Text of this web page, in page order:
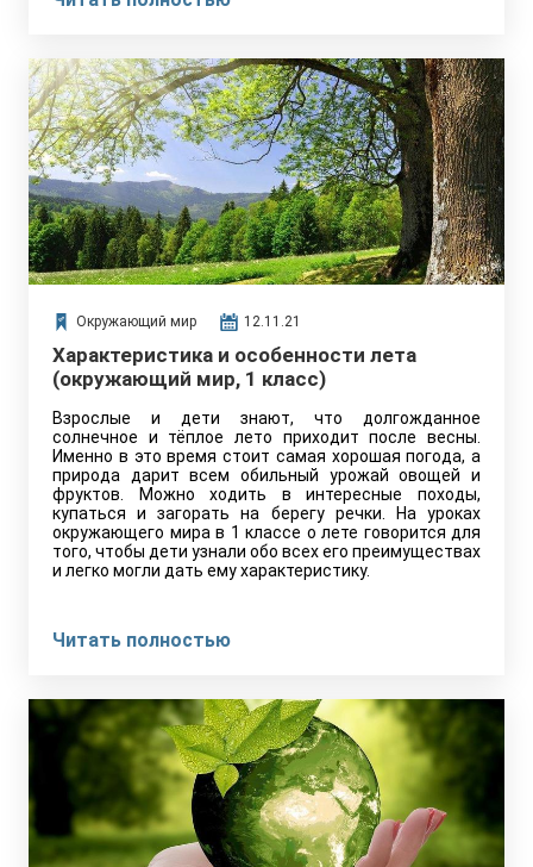
Окружающий мир 12.11.21
Характеристика и особенности лета
(окружающий мир, 1 класс)
Взрослые и дети знают, что долгожданное
солнечное и тёплое лето приходит после весны.
Именно в это время стоит самая хорошая погода, а
природа дарит всем обильный урожай овощей и
фруктов. Можно ходить в интересные походы,
купаться и загорать на берегу речки. На уроках
окружающего мира в 1 классе о лете говорится для
того, чтобы дети узнали обо всех его преимуществах
и легко могли дать ему характеристику.
Читать полностью